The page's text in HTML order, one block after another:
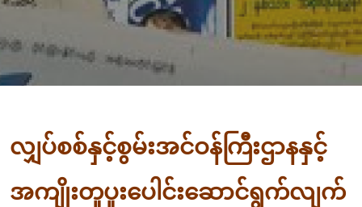
လျှပ်စစ်နှင့်စွမ်းအင်ဝန်ကြီးဌာနနှင့်
အကျိုးတူပူးပေါင်းဆောင်ရွက်လျက်